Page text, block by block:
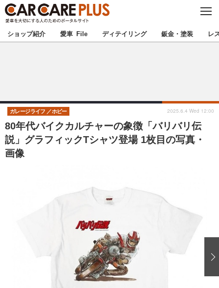
C
S
E
★カーケアプラス認定★ 厳選プロショップを地域から探す
甲信越 北陸
東海 関西
ショップレポート
ストップ！不具合修理＆粗悪修理
ヘッドライト磨き
フィルム・ラッピング
ストップ 不具合修理＆粗悪修理
カーメーカー「旧車」関連プロジェ
ショップ紹介 愛車 File ディテイリング 鈑金・塗装 レ
80年代バイクカルチャーの象徴「バリバリ伝
説」グラフィックTシャツ登場 1枚目の写真・
画像
ガレージライフ ホビー 2025.6.4 Wed 12:00